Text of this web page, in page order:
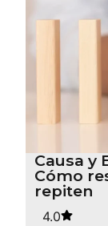
Causa y
Cómo
repiten
4.0